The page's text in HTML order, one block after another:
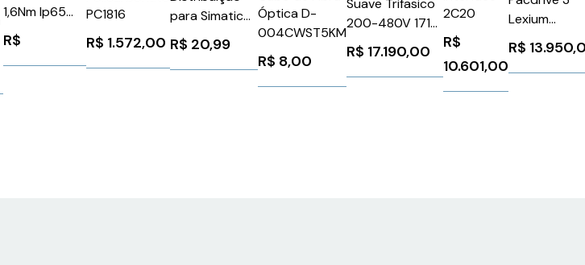
1,6Nm Ip65
SWA4021,630
WEG Weg
10638981
R$
PC1816
R$ 1.572,00
para Simatic
6XV18300LH10
Siemens
100350
R$ 20,99
Óptica D-
004CWST5KM
R$ 8,00
Suave Trifasico
200-480V 171A
24Vca/Vcc
3RW55362HF04
Siemens
R$ 17.190,00
2C20
R$
10.601,00
Lexium
Sts/52/62
Schneider
R$